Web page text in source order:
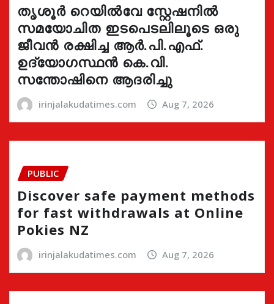
തൃശൂർ റെയിൽവേ സ്റ്റേഷനിൽ
സമയോചിത ഇടപെടലിലൂടെ ഒരു
ജീവൻ രക്ഷിച്ച ആർ.പി.എഫ്.
ഉദ്യോഗസ്ഥൻ കെ.വി.
സന്തോഷിനെ ആദരിച്ചു
irinjalakudatimes.com Aug 7, 2026
PUBLIC
Discover safe payment methods
for fast withdrawals at Online
Pokies NZ
irinjalakudatimes.com Aug 7, 2026